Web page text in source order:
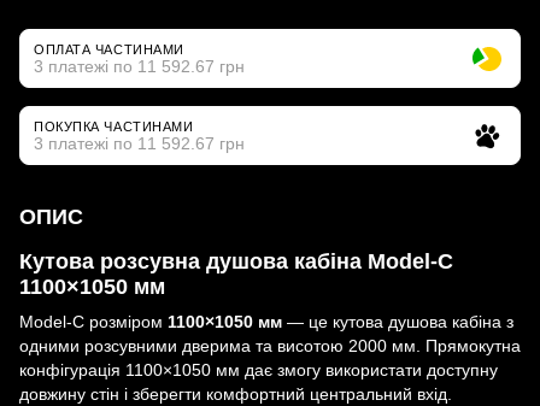
ОПЛАТА ЧАСТИНАМИ
3 платежі по 11 592.67 грн
ПОКУПКА ЧАСТИНАМИ
3 платежі по 11 592.67 грн
ОПИС
Кутова розсувна душова кабіна Model-C
1100×1050 мм
Model-C розміром 1100×1050 мм — це кутова душова кабіна з
одними розсувними дверима та висотою 2000 мм. Прямокутна
конфігурація 1100×1050 мм дає змогу використати доступну
довжину стін і зберегти комфортний центральний вхід.